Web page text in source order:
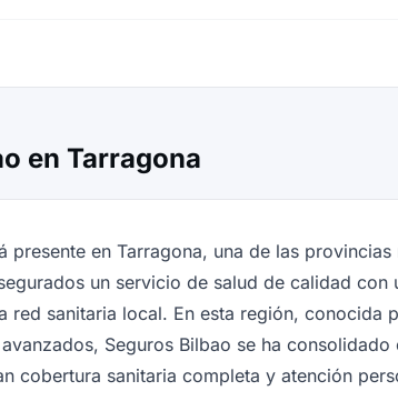
en Tarragona
presente en Tarragona, una de las
un servicio de salud de calidad
red sanitaria local. En esta región, conocida
Seguros Bilbao se ha
cobertura sanitaria completa y atención